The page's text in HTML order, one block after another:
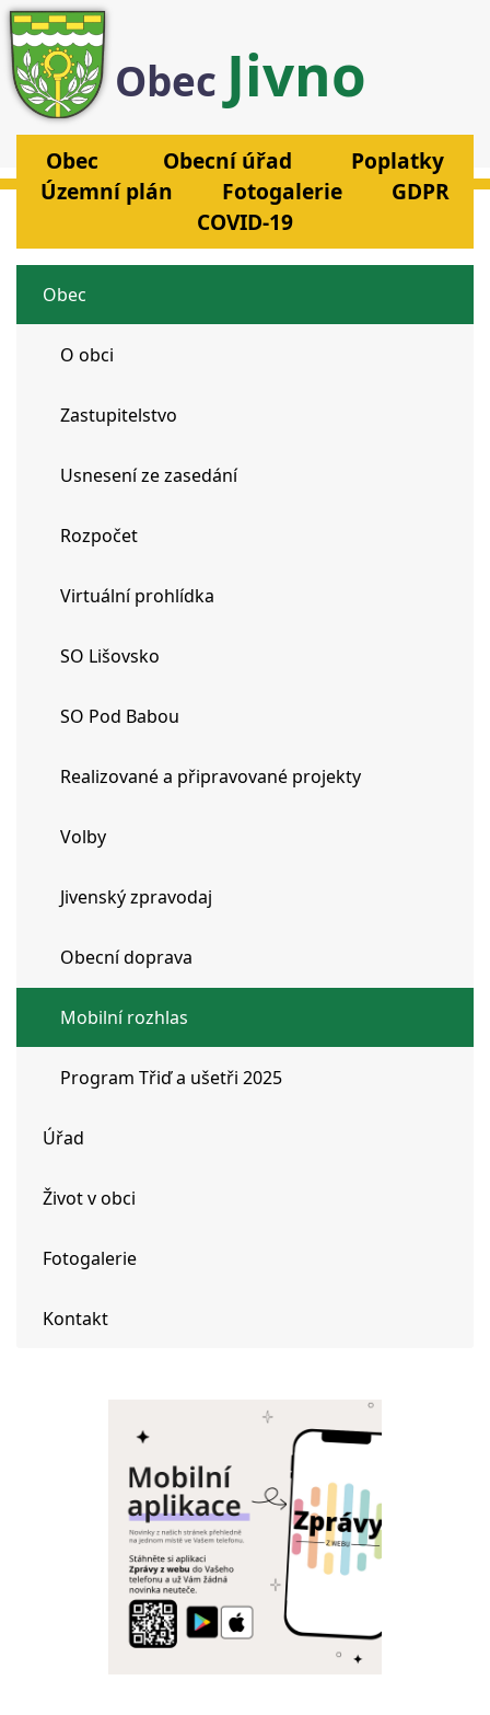
Obec Jivno
Obec Obecní úřad
Poplatky
Územní plán
Fotogalerie
GDPR
COVID-19
Obec
O obci
Zastupitelstvo
Usnesení ze zasedání
Rozpočet
Virtuální prohlídka
SO Lišovsko
SO Pod Babou
Realizované a připravované projekty
Volby
Jivenský zpravodaj
Obecní doprava
Mobilní rozhlas
Program Třiď a ušetři 2025
Úřad
Život v obci
Fotogalerie
Kontakt